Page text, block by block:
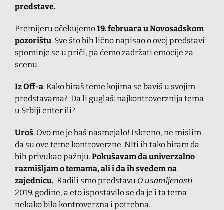
predstave.
Premijeru očekujemo19. februara u Novosadskom
pozorištu. Sve što bih lično napisao o ovoj predstavi
spominje se u priči, pa ćemo zadržati emocije za
scenu.
Iz Off-a: Kako biraš teme kojima se baviš u svojim
predstavama? Da li guglaš: najkontroverznija tema
u Srbiji enter ili?
Uroš: Ovo me je baš nasmejalo! Iskreno, ne mislim
da su ove teme kontroverzne. Niti ih tako biram da
bih privukao pažnju.Pokušavam da univerzalno
razmišljam o temama, ali i da ih svedem na
zajednicu. Radili smo predstavu O usamljenosti
2019. godine, a eto ispostavilo se da je i ta tema
nekako bila kontroverzna i potrebna.